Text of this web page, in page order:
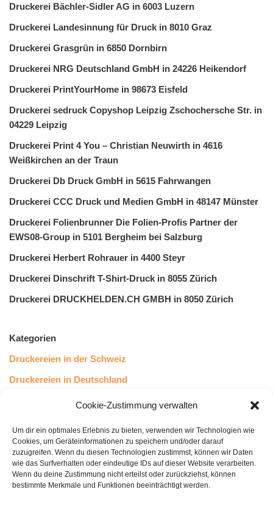
Cookie-Zustimmung verwalten
Um dir ein optimales Erlebnis zu bieten, verwenden wir Technologien wie
Cookies, um Geräteinformationen zu speichern und/oder darauf
zuzugreifen. Wenn du diesen Technologien zustimmst, können wir Daten
wie das Surfverhalten oder eindeutige IDs auf dieser Website verarbeiten.
Wenn du deine Zustimmung nicht erteilst oder zurückziehst, können
bestimmte Merkmale und Funktionen beeinträchtigt werden.
Druckerei Bächler-Sidler AG in 6003 Luzern
Druckerei Landesinnung für Druck in 8010 Graz
Druckerei Grasgrün in 6850 Dornbirn
Druckerei NRG Deutschland GmbH in 24226 Heikendorf
Druckerei PrintYourHome in 98673 Eisfeld
Druckerei sedruck Copyshop Leipzig Zschochersche Str. in
04229 Leipzig
Druckerei Print 4 You – Christian Neuwirth in 4616
Weißkirchen an der Traun
Druckerei Db Druck GmbH in 5615 Fahrwangen
Druckerei CCC Druck und Medien GmbH in 48147 Münster
Druckerei Folienbrunner Die Folien-Profis Partner der
EWS08-Group in 5101 Bergheim bei Salzburg
Druckerei Herbert Rohrauer in 4400 Steyr
Druckerei Dinschrift T-Shirt-Druck in 8055 Zürich
Druckerei DRUCKHELDEN.CH GMBH in 8050 Zürich
Kategorien
Druckereien in der Schweiz
Druckereien in Deutschland
Druckereien in Österreich
Kundenstimmen